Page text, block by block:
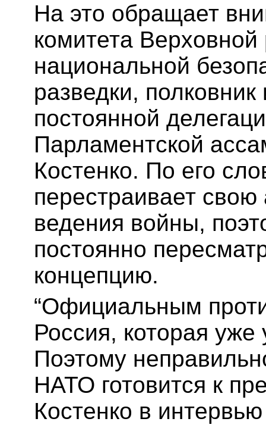
На это обращает
комитета
национальной
разведки,
постоянной
Парламентской
Костенко. По его
перестраивает
ведения войны,
постоянно
концепцию.
“Официальным
Россия, которая
Поэтому
НАТО готовится к
Костенко в